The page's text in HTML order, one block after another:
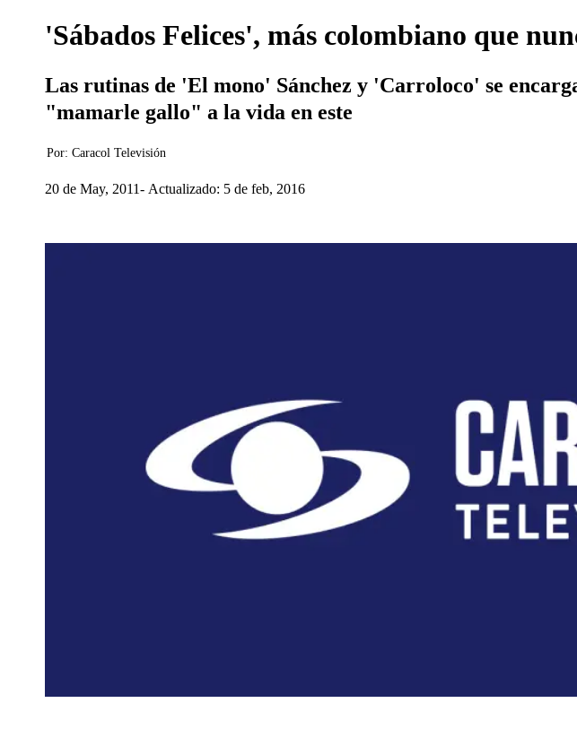
'Sábados Felices', más colombiano que
Las rutinas de 'El mono' Sánchez y 'Carroloco' se
"mamarle gallo" a la vida en este
Por: Caracol Televisión
20 de May, 2011 Actualizado: 5 de feb, 2016